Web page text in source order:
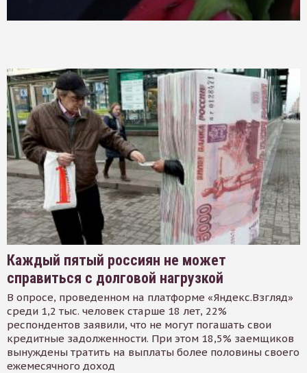
Каждый пятый россиян не может
справиться с долговой нагрузкой
В опросе, проведенном на платформе «Яндекс.Взгляд»
среди 1,2 тыс. человек старше 18 лет, 22%
респондентов заявили, что не могут погашать свои
кредитные задолженности. При этом 18,5% заемщиков
вынуждены тратить на выплаты более половины своего
ежемесячного доход